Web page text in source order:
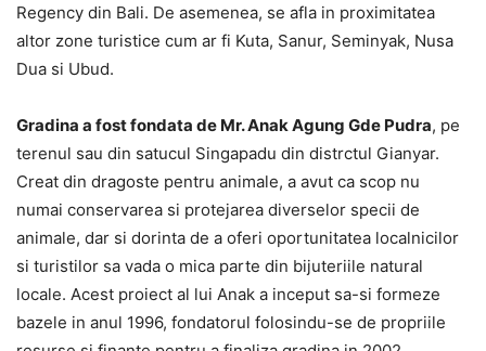
Regency din Bali. De asemenea, se afla in proximitatea
altor zone turistice cum ar fi Kuta, Sanur, Seminyak, Nusa
Dua si Ubud.
Gradina a fost fondata de Mr. Anak Agung Gde Pudra, pe
terenul sau din satucul Singapadu din distrctul Gianyar.
Creat din dragoste pentru animale, a avut ca scop nu
numai conservarea si protejarea diverselor specii de
animale, dar si dorinta de a oferi oportunitatea localnicilor
si turistilor sa vada o mica parte din bijuteriile natural
locale. Acest proiect al lui Anak a inceput sa-si formeze
bazele in anul 1996, fondatorul folosindu-se de propriile